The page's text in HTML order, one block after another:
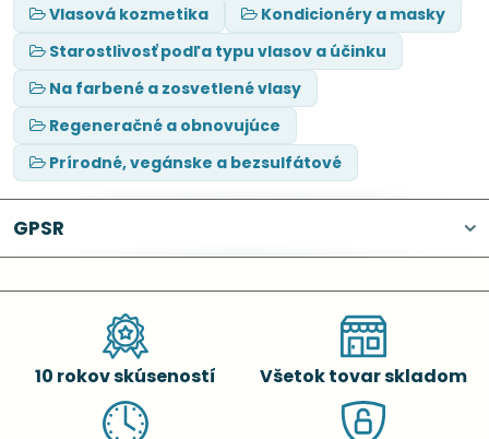
Vlasová kozmetika
Kondicionéry a masky
Starostlivosť podľa typu vlasov a účinku
Na farbené a zosvetlené vlasy
Regeneračné a obnovujúce
Prírodné, vegánske a bezsulfátové
GPSR
10 rokov skúseností Všetok tovar skladom